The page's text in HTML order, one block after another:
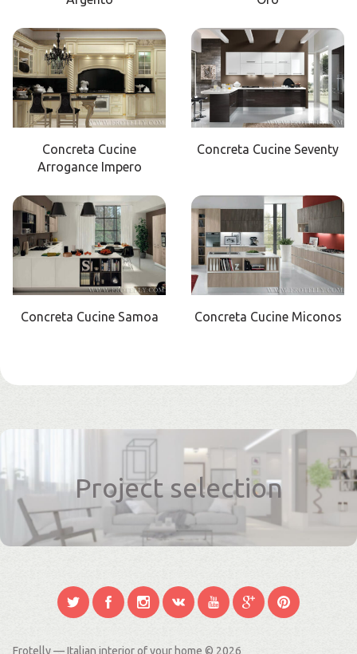
Concreta Cucine
Arrogance Impero
Concreta Cucine Seventy
Concreta Cucine Samoa Concreta Cucine Miconos
Project selection
Frotelly — Italian interior of your home © 2026